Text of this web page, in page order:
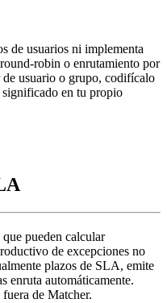
de usuarios ni implementa
robin o enrutamiento por
usuario o grupo, codifícalo
significado en tu propio
pueden calcular
de excepciones no
plazos de SLA, emite
enruta automáticamente.
de Matcher.